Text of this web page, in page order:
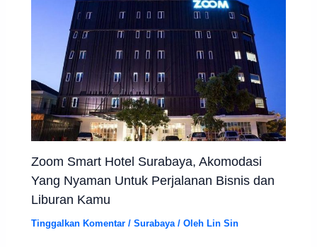
Zoom Smart Hotel Surabaya, Akomodasi
Yang Nyaman Untuk Perjalanan Bisnis dan
Liburan Kamu
Tinggalkan Komentar /Surabaya / OlehLin Sin